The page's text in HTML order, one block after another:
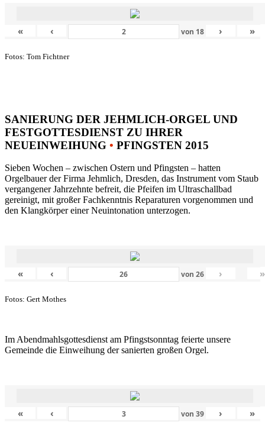
« ‹ von 18 › »
Fotos: Tom Fichtner
SANIERUNG DER JEHMLICH-ORGEL UND
FESTGOTTESDIENST ZU IHRER
NEUEINWEIHUNG • PFINGSTEN 2015
Sieben Wochen – zwischen Ostern und Pfingsten – hatten
Orgelbauer der Firma Jehmlich, Dresden, das Instrument vom Staub
vergangener Jahrzehnte befreit, die Pfeifen im Ultraschallbad
gereinigt, mit großer Fachkenntnis Reparaturen vorgenommen und
den Klangkörper einer Neuintonation unterzogen.
« ‹ von26 › »
Fotos: Gert Mothes
Im Abendmahlsgottesdienst am Pfingstsonntag feierte unsere
Gemeinde die Einweihung der sanierten großen Orgel.
« ‹ von39 › »